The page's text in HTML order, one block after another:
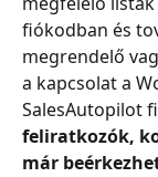
fiókodban és
megrendelő
a kapcsolat a
SalesAutopilot
feliratkozók,
már